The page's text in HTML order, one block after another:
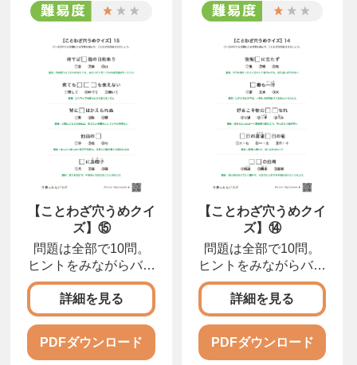
【ことわざ穴うめクイ
ズ】⑮
問題は全部で10問。
ヒントをみながらバラ
バラになったカタカナ
をならびかえて、正し
い言葉にしましょう。
詳細を見る
PDFダウンロード
【ことわざ穴うめクイ
ズ】⑭
問題は全部で10問。
ヒントをみながらバラ
バラになったカタカナ
をならびかえて、正し
い言葉にしましょう。
詳細を見る
PDFダウンロード